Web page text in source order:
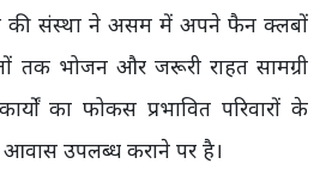
की संस्था ने असम में अपने फैन क्लबों
तक भोजन और जरूरी राहत सामग्री
का फोकस प्रभावित परिवारों के
आवास उपलब्ध कराने पर है।